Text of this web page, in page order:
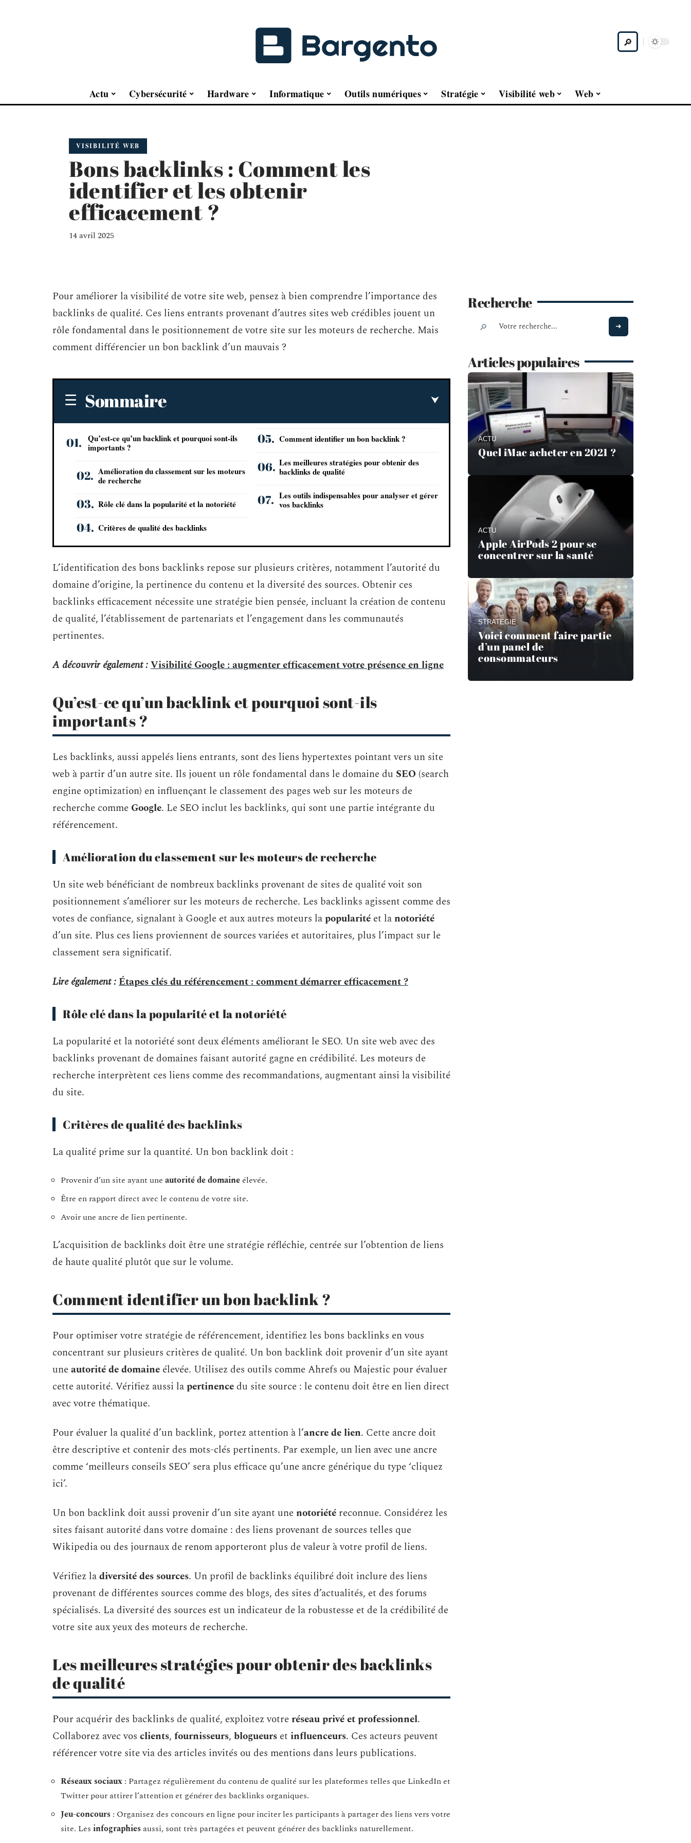
Actu Cybersécurité Hardware Informatique Outils numériques Stratégie Visibilité web Web
VISIBILITÉ WEB
Bons backlinks : Comment les
identifier et les obtenir
efficacement ?
14 avril 2025
Pour améliorer la visibilité de votre site web, pensez à bien comprendre l’importance des
backlinks de qualité. Ces liens entrants provenant d’autres sites web crédibles jouent un
rôle fondamental dans le positionnement de votre site sur les moteurs de recherche. Mais
comment différencier un bon backlink d’un mauvais ?
Sommaire
Qu’est-ce qu’un backlink et pourquoi sont-ils
importants ?
Amélioration du classement sur les moteurs
de recherche
Rôle clé dans la popularité et la notoriété
Critères de qualité des backlinks
Comment identifier un bon backlink ?
Les meilleures stratégies pour obtenir des
backlinks de qualité
Les outils indispensables pour analyser et gérer
vos backlinks
L’identification des bons backlinks repose sur plusieurs critères, notamment l’autorité du
domaine d’origine, la pertinence du contenu et la diversité des sources. Obtenir ces
backlinks efficacement nécessite une stratégie bien pensée, incluant la création de contenu
de qualité, l’établissement de partenariats et l’engagement dans les communautés
pertinentes.
A découvrir également :Visibilité Google : augmenter efficacement votre présence en ligne
Qu’est-ce qu’un backlink et pourquoi sont-ils
importants ?
Les backlinks, aussi appelés liens entrants, sont des liens hypertextes pointant vers un site
web à partir d’un autre site. Ils jouent un rôle fondamental dans le domaine du SEO (search
engine optimization) en influençant le classement des pages web sur les moteurs de
recherche comme Google. Le SEO inclut les backlinks, qui sont une partie intégrante du
référencement.
Amélioration du classement sur les moteurs de recherche
Un site web bénéficiant de nombreux backlinks provenant de sites de qualité voit son
positionnement s’améliorer sur les moteurs de recherche. Les backlinks agissent comme des
votes de confiance, signalant à Google et aux autres moteurs lapopularité et lanotoriété
d’un site. Plus ces liens proviennent de sources variées et autoritaires, plus l’impact sur le
classement sera significatif.
Lire également :Étapes clés du référencement : comment démarrer efficacement ?
Rôle clé dans la popularité et la notoriété
La popularité et la notoriété sont deux éléments améliorant le SEO. Un site web avec des
backlinks provenant de domaines faisant autorité gagne en crédibilité. Les moteurs de
recherche interprètent ces liens comme des recommandations, augmentant ainsi la visibilité
du site.
Critères de qualité des backlinks
La qualité prime sur la quantité. Un bon backlink doit :
Provenir d’un site ayant une autorité de domaineélevée.
Être en rapport direct avec le contenu de votre site.
Avoir une ancre de lien pertinente.
L’acquisition de backlinks doit être une stratégie réfléchie, centrée sur l’obtention de liens
de haute qualité plutôt que sur le volume.
Comment identifier un bon backlink ?
Pour optimiser votre stratégie de référencement, identifiez les bons backlinks en vous
concentrant sur plusieurs critères de qualité. Un bon backlink doit provenir d’un site ayant
uneautorité de domaine élevée. Utilisez des outils comme Ahrefs ou Majestic pour évaluer
cette autorité. Vérifiez aussi lapertinencedu site source : le contenu doit être en lien direct
avec votre thématique.
Pour évaluer la qualité d’un backlink, portez attention à l’ancre de lien. Cette ancre doit
être descriptive et contenir des mots-clés pertinents. Par exemple, un lien avec une ancre
comme ‘meilleurs conseils SEO’ sera plus efficace qu’une ancre générique du type ‘cliquez
ici’.
Un bon backlink doit aussi provenir d’un site ayant unenotoriété reconnue. Considérez les
sites faisant autorité dans votre domaine : des liens provenant de sources telles que
Wikipedia ou des journaux de renom apporteront plus de valeur à votre profil de liens.
Vérifiez ladiversité des sources. Un profil de backlinks équilibré doit inclure des liens
provenant de différentes sources comme des blogs, des sites d’actualités, et des forums
spécialisés. La diversité des sources est un indicateur de la robustesse et de la crédibilité de
votre site aux yeux des moteurs de recherche.
Les meilleures stratégies pour obtenir des backlinks
de qualité
Pour acquérir des backlinks de qualité, exploitez votreréseau privé et professionnel.
Collaborez avec vos clients, fournisseurs, blogueurs et influenceurs. Ces acteurs peuvent
référencer votre site via des articles invités ou des mentions dans leurs publications.
Réseaux sociaux : Partagez régulièrement du contenu de qualité sur les plateformes telles que LinkedIn et
Twitter pour attirer l’attention et générer des backlinks organiques.
Jeu-concours : Organisez des concours en ligne pour inciter les participants à partager des liens vers votre
site. Les infographies aussi, sont très partagées et peuvent générer des backlinks naturellement.
Recherche
Articles populaires
ACTU
Quel iMac acheter en 2021 ?
ACTU
Apple AirPods 2 pour se
concentrer sur la santé
STRATÉGIE
Voici comment faire partie
d’un panel de
consommateurs